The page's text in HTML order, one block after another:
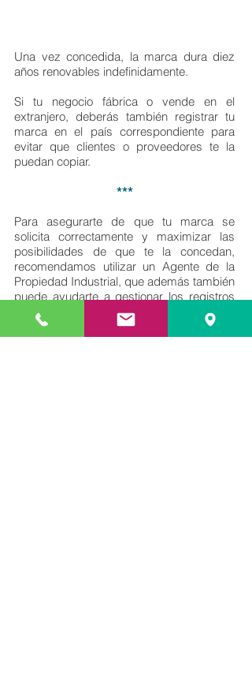
Una vez concedida, la marca dura diez
años renovables indefinidamente.
Si tu negocio fábrica o vende en el
extranjero, deberás también registrar tu
marca en el país correspondiente para
evitar que clientes o proveedores te la
puedan copiar.
***
Para asegurarte de que tu marca se
solicita correctamente y maximizar las
posibilidades de que te la concedan,
recomendamos utilizar un Agente de la
Propiedad Industrial, que además también
puede ayudarte a gestionar los registros
en el extranjero.
Nosotros podemos ayudarte, consúltanos